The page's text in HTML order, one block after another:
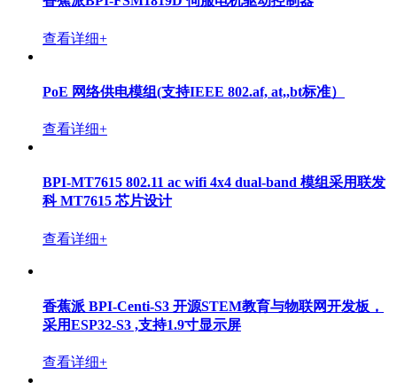
查看详细+
PoE 网络供电模组(支持IEEE 802.af, at,,bt标准）
查看详细+
BPI-MT7615 802.11 ac wifi 4x4 dual-band 模组采用联发
科 MT7615 芯片设计
查看详细+
香蕉派 BPI-Centi-S3 开源STEM教育与物联网开发板，
采用ESP32-S3 ,支持1.9寸显示屏
查看详细+